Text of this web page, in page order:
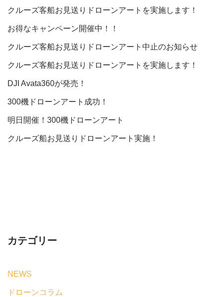
クルーズ客船お見送りドローンアートを実施します！
お得なキャンペーン開催中！！
クルーズ客船お見送りドローンアート中止のお知らせ
クルーズ客船お見送りドローンアートを実施します！
DJI Avata360が発売！
300機ドローンアート成功！
明日開催！300機ドローンアート
クルーズ船お見送りドローンアート実施！
カテゴリー
NEWS
ドローンコラム